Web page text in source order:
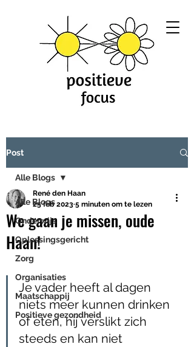
Post
Alle Blogs
Onderwijs
Oplossingsgericht
Zorg
Organisaties
Maatschappij
Positieve gezondheid
Alle Blogs
We gaan je missen, oude
Haan!
René den Haan
25 feb 2023 5 minuten om te lezen
Je vader heeft al dagen
niets meer kunnen drinken
of eten, hij verslikt zich
steeds en kan niet